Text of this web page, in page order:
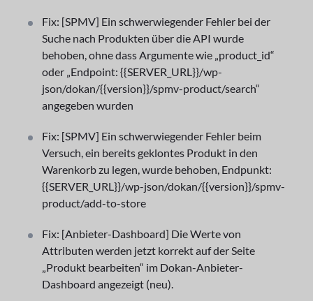
Fix: [SPMV] Ein schwerwiegender Fehler bei der
Suche nach Produkten über die API wurde
behoben, ohne dass Argumente wie „product_id“
oder „Endpoint: {{SERVER_URL}}/wp-
json/dokan/{{version}}/spmv-product/search“
angegeben wurden
Fix: [SPMV] Ein schwerwiegender Fehler beim
Versuch, ein bereits geklontes Produkt in den
Warenkorb zu legen, wurde behoben, Endpunkt:
{{SERVER_URL}}/wp-json/dokan/{{version}}/spmv-
product/add-to-store
Fix: [Anbieter-Dashboard] Die Werte von
Attributen werden jetzt korrekt auf der Seite
„Produkt bearbeiten“ im Dokan-Anbieter-
Dashboard angezeigt (neu).